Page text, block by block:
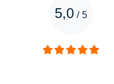
5,0 / 5